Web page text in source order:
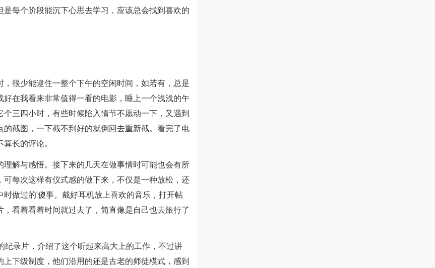
每个阶段能沉下心思去学习，应该总会找到喜欢的
少能逮住一整个下午的空闲时间，如若有，总是
在我看来非常值得一看的电影，睡上一个浅浅的午
三四小时，有些时候陷入情节不愿动一下，又遇到
截图，一下截不到好的就倒回去重新截。看完了电
长的评论。
解与感悟。接下来的几天在做事情时可能也会有所
每次这样有仪式感的做下来，不仅是一种放松，还
做过的'傻事。戴好耳机放上喜欢的音乐，打开帖
看着看着时间就过去了，简直像是自己也去旅行了
录片，介绍了这个听起来高大上的工作，不过讲
下级制度，他们沿用的还是古老的师徒模式，感到